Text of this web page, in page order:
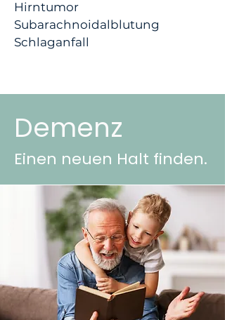
Hirntumor
Subarachnoidalblutung
Schlaganfall
Demenz
Einen neuen Halt finden.